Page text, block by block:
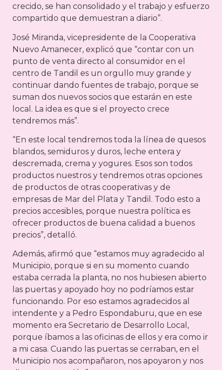
crecido, se han consolidado y el trabajo y esfuerzo
compartido que demuestran a diario”.
José Miranda, vicepresidente de la Cooperativa
Nuevo Amanecer, explicó que “contar con un
punto de venta directo al consumidor en el
centro de Tandil es un orgullo muy grande y
continuar dando fuentes de trabajo, porque se
suman dos nuevos socios que estarán en este
local. La idea es que si el proyecto crece
tendremos más”.
“En este local tendremos toda la línea de quesos
blandos, semiduros y duros, leche entera y
descremada, crema y yogures. Esos son todos
productos nuestros y tendremos otras opciones
de productos de otras cooperativas y de
empresas de Mar del Plata y Tandil. Todo esto a
precios accesibles, porque nuestra política es
ofrecer productos de buena calidad a buenos
precios”, detalló.
Además, afirmó que “estamos muy agradecido al
Municipio, porque si en su momento cuando
estaba cerrada la planta, no nos hubiesen abierto
las puertas y apoyado hoy no podríamos estar
funcionando. Por eso estamos agradecidos al
intendente y a Pedro Espondaburu, que en ese
momento era Secretario de Desarrollo Local,
porque íbamos a las oficinas de ellos y era como ir
a mi casa. Cuando las puertas se cerraban, en el
Municipio nos acompañaron, nos apoyaron y nos